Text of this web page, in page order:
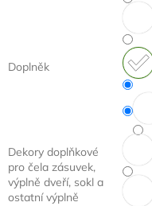
Doplněk
Dekory doplňkové
pro čela zásuvek,
výplně dveří, sokl a
ostatní výplně